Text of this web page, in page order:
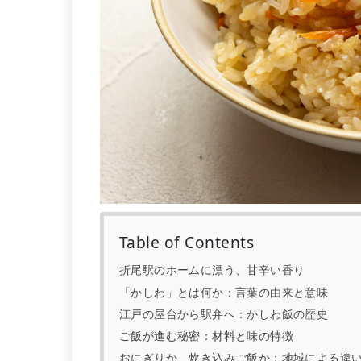
Table of Contents
折尾駅のホームに漂う、甘辛い香り
「かしわ」とは何か：言葉の由来と意味
江戸の屋台から駅弁へ：かしわ飯の歴史
ご飯が進む秘密：材料と味の特徴
おにぎりか、炊き込みご飯か：地域による違